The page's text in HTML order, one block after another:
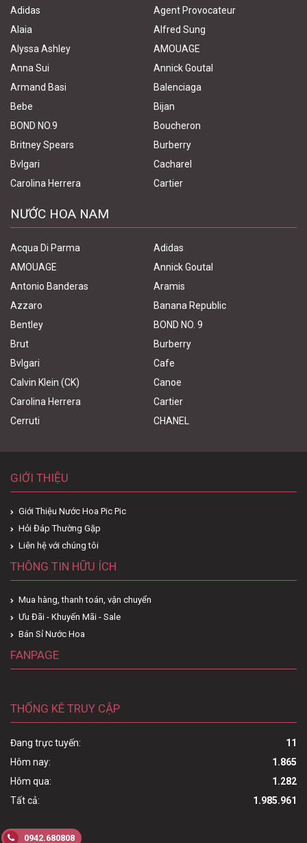
Adidas
Agent Provocateur
Alaia
Alfred Sung
Alyssa Ashley
AMOUAGE
Anna Sui
Annick Goutal
Armand Basi
Balenciaga
Bebe
Bijan
BOND NO.9
Boucheron
Britney Spears
Burberry
Bvlgari
Cacharel
Carolina Herrera
Cartier
NƯỚC HOA NAM
Acqua Di Parma
Adidas
AMOUAGE
Annick Goutal
Antonio Banderas
Aramis
Azzaro
Banana Republic
Bentley
BOND NO. 9
Brut
Burberry
Bvlgari
Cafe
Calvin Klein (CK)
Canoe
Carolina Herrera
Cartier
Cerruti
CHANEL
GIỚI THIỆU
Giới Thiệu Nước Hoa Pic Pic
Hỏi Đáp Thường Gặp
Liên hệ với chúng tôi
THÔNG TIN HỮU ÍCH
Mua hàng, thanh toán, vận chuyển
Ưu Đãi - Khuyến Mãi - Sale
Bán Sỉ Nước Hoa
FANPAGE
THỐNG KÊ TRUY CẬP
Đang trực tuyến:
11
Hôm nay:
1.865
Hôm qua:
1.282
Tất cả:
1.985.961
0942.680808